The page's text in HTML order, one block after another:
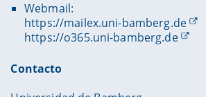
Webmail:
https://mailex.uni-bamberg.de
https://o365.uni-bamberg.de
Contacto